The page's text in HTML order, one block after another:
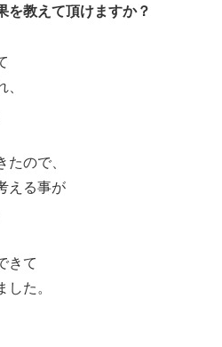
を教えて頂けますか？
たので、
える事が
きて
た。